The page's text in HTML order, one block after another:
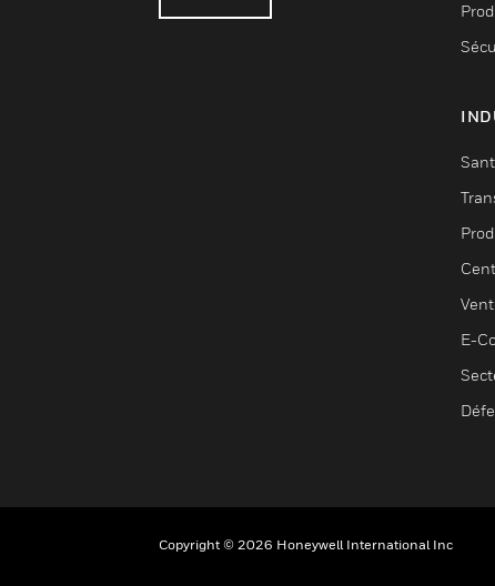
E-
Copyright © 2026 Honeywell International Inc